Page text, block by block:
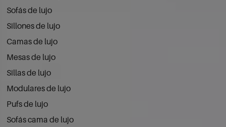
Sofás de lujo
Sillones de lujo
Camas de lujo
Mesas de lujo
Sillas de lujo
Modulares de lujo
Pufs de lujo
Sofás cama de lujo